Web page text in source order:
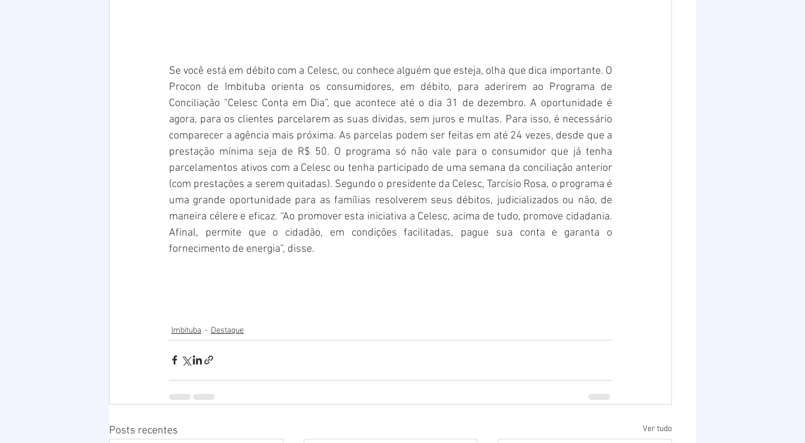
Se você está em débito com a Celesc, ou conhece alguém que esteja, olha que dica importante. O
Procon de Imbituba orienta os consumidores, em débito, para aderirem ao Programa de
Conciliação “Celesc Conta em Dia”, que acontece até o dia 31 de dezembro. A oportunidade é
agora, para os clientes parcelarem as suas dívidas, sem juros e multas. Para isso, é necessário
comparecer a agência mais próxima. As parcelas podem ser feitas em até 24 vezes, desde que a
prestação mínima seja de R$ 50. O programa só não vale para o consumidor que já tenha
parcelamentos ativos com a Celesc ou tenha participado de uma semana da conciliação anterior
(com prestações a serem quitadas). Segundo o presidente da Celesc, Tarcísio Rosa, o programa é
uma grande oportunidade para as famílias resolverem seus débitos, judicializados ou não, de
maneira célere e eficaz. “Ao promover esta iniciativa a Celesc, acima de tudo, promove cidadania.
Afinal, permite que o cidadão, em condições facilitadas, pague sua conta e garanta o
fornecimento de energia”, disse.
Imbituba Destaque
Posts recentes Ver tudo